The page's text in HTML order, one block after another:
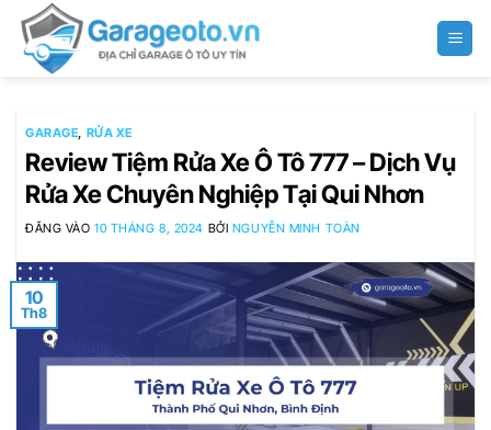
qua
GARAGE, RỬA XE
Review Tiệm Rửa Xe Ô Tô 777 – Dịch Vụ
Rửa Xe Chuyên Nghiệp Tại Qui Nhơn
ĐĂNG VÀO10 THÁNG 8, 2024 BỞI NGUYỄN MINH TOÀN
10
Th8